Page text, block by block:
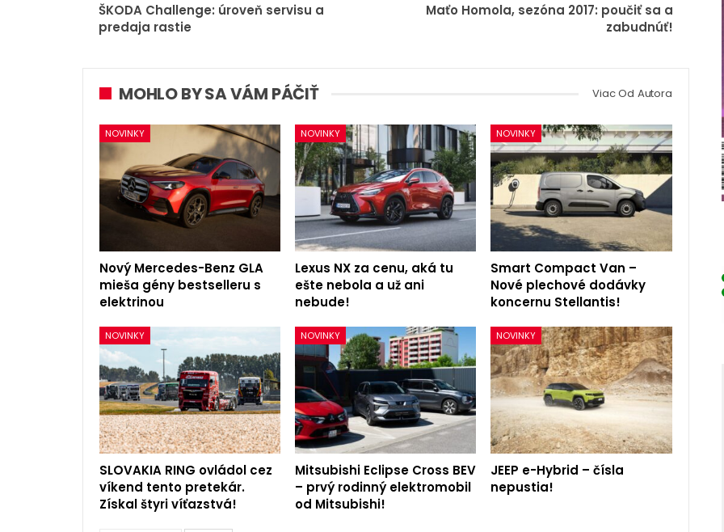
ŠKODA Challenge: úroveň servisu a
predaja rastie
Maťo Homola, sezóna 2017: poučiť sa a
zabudnúť!
MOHLO BY SA VÁM PÁČIŤ Viac Od Autora
NOVINKY
Nový Mercedes-Benz GLA
mieša gény bestselleru s
elektrinou
NOVINKY
Lexus NX za cenu, aká tu
ešte nebola a už ani
nebude!
NOVINKY
Smart Compact Van –
Nové plechové dodávky
koncernu Stellantis!
NOVINKY
SLOVAKIA RING ovládol cez
víkend tento pretekár.
Získal štyri víťazstvá!
NOVINKY
Mitsubishi Eclipse Cross BEV
– prvý rodinný elektromobil
od Mitsubishi!
NOVINKY
JEEP e-Hybrid – čísla
nepustia!